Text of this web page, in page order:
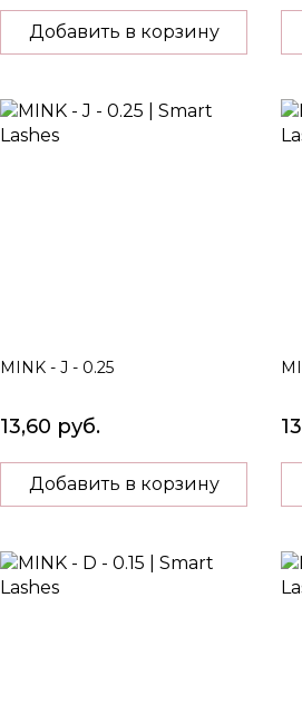
Добавить в корзину
MINK - J - 0.25
13,60 руб.
Добавить в корзину